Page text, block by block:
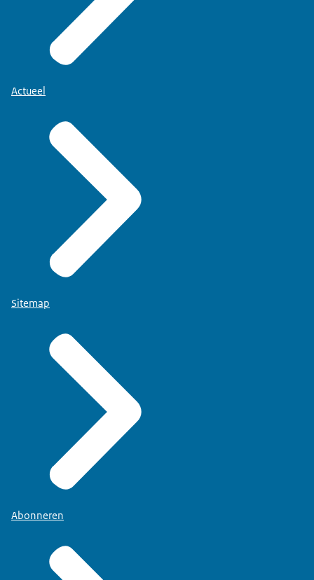
Actueel
Sitemap
Abonneren